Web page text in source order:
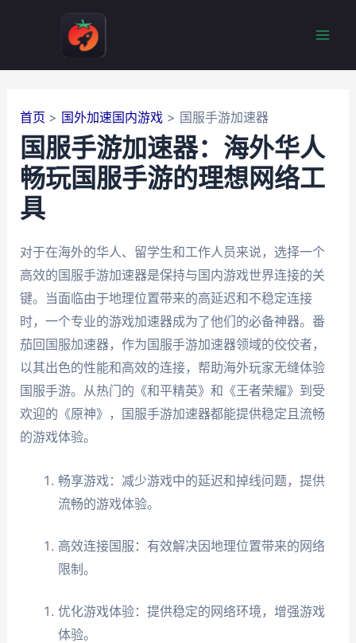
首页 国外加速国内游戏 国服手游加速器
国服手游加速器：海外华人
畅玩国服手游的理想网络工
具
对于在海外的华人、留学生和工作人员来说，选择一个
高效的国服手游加速器是保持与国内游戏世界连接的关
键。当面临由于地理位置带来的高延迟和不稳定连接
时，一个专业的游戏加速器成为了他们的必备神器。番
茄回国服加速器，作为国服手游加速器领域的佼佼者，
以其出色的性能和高效的连接，帮助海外玩家无缝体验
国服手游。从热门的《和平精英》和《王者荣耀》到受
欢迎的《原神》，国服手游加速器都能提供稳定且流畅
的游戏体验。
畅享游戏：减少游戏中的延迟和掉线问题，提供
流畅的游戏体验。
高效连接国服：有效解决因地理位置带来的网络
限制。
优化游戏体验：提供稳定的网络环境，增强游戏
体验。